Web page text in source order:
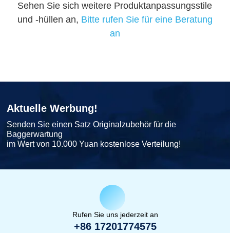
Sehen Sie sich weitere Produktanpassungsstile
und -hüllen an, Bitte rufen Sie für eine Beratung
an
Aktuelle Werbung!
Senden Sie einen Satz Originalzubehör für die
Baggerwartung
im Wert von 10.000 Yuan kostenlose Verteilung!
Rufen Sie uns jederzeit an
+86 17201774575